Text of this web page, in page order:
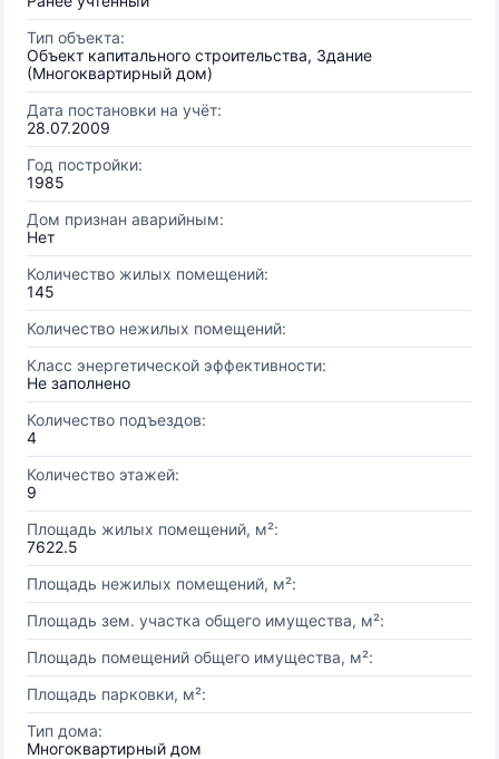
Тип объекта:
Объект капитального строительства, Здание
(Многоквартирный дом)
Дата постановки на учёт:
28.07.2009
Год постройки:
1985
Дом признан аварийным:
Нет
Количество жилых помещений:
145
Количество нежилых помещений:
Класс энергетической эффективности:
Не заполнено
Количество подъездов:
4
Количество этажей:
9
Площадь жилых помещений, м²:
7622.5
Площадь нежилых помещений, м²:
Площадь зем. участка общего имущества, м²:
Площадь помещений общего имущества, м²:
Площадь парковки, м²:
Тип дома:
Многоквартирный дом